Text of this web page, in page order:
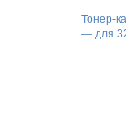
Тонер-
— для